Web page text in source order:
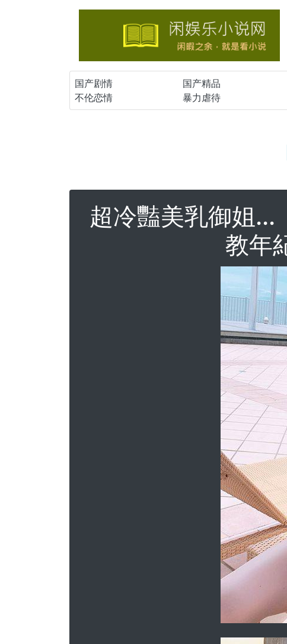
国产剧情 国产精品
不伦恋情
暴力虐待
超冷豔美乳御姐...
教年